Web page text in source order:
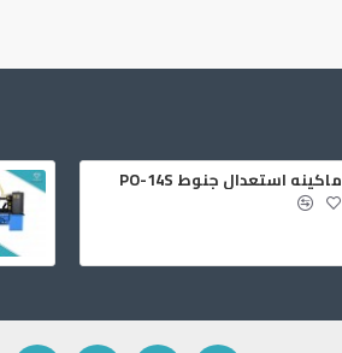
ماكينه استعدال جنوط PO-14S